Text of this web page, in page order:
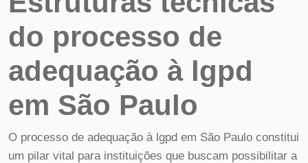
do processo de
adequação à lgpd
em São Paulo
O processo de adequação à lgpd em São Paulo constitui
um pilar vital para instituições que buscam possibilitar a